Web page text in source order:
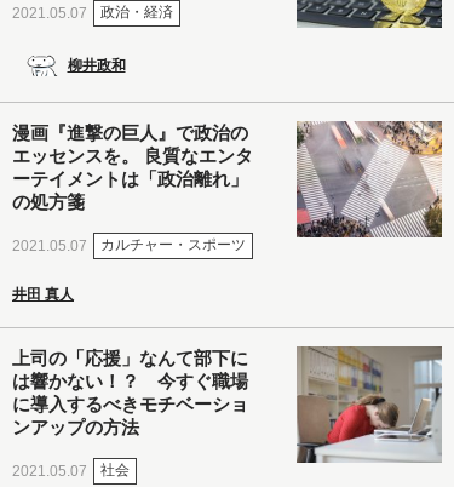
2021.05.07 政治・経済
柳井政和
漫画『進撃の巨人』で政治の
エッセンスを。 良質なエンタ
ーテイメントは「政治離れ」
の処方箋
2021.05.07 カルチャー・スポーツ
井田 真人
上司の「応援」なんて部下に
は響かない！？ 今すぐ職場
に導入するべきモチベーショ
ンアップの方法
2021.05.07 社会